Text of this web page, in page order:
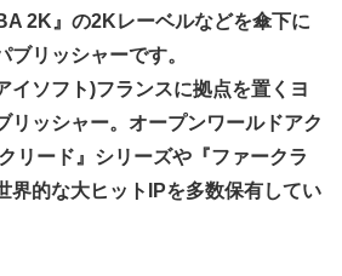
2K』の2Kレーベルなどを傘下に
リッシャーです。
イソフト)フランスに拠点を置くヨ
リッシャー。オープンワールドアク
リード』シリーズや『ファークラ
界的な大ヒットIPを多数保有してい